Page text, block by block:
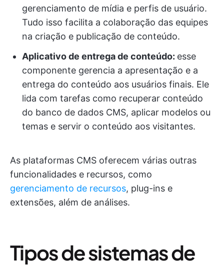
gerenciamento de mídia e perfis de usuário.
Tudo isso facilita a colaboração das equipes
na criação e publicação de conteúdo.
Aplicativo de entrega de conteúdo: esse
componente gerencia a apresentação e a
entrega do conteúdo aos usuários finais. Ele
lida com tarefas como recuperar conteúdo
do banco de dados CMS, aplicar modelos ou
temas e servir o conteúdo aos visitantes.
As plataformas CMS oferecem várias outras
funcionalidades e recursos, como
gerenciamento de recursos, plug-ins e
extensões, além de análises.
Tipos de sistemas de